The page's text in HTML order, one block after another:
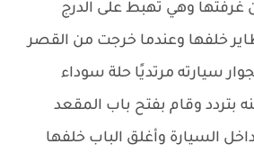
وهي تهبط على الدرج
خلفها وعندما خرجت من القصر
سيارته مرتديًا حلة سوداء
بتردد وقام بفتح باب المقعد
السيارة وأغلق الباب خلفها